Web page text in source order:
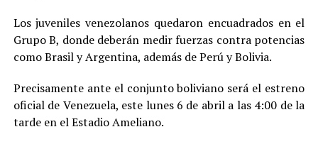
Los juveniles venezolanos quedaron encuadrados en el
Grupo B, donde deberán medir fuerzas contra potencias
como Brasil y Argentina, además de Perú y Bolivia.
Precisamente ante el conjunto boliviano será el estreno
oficial de Venezuela, este lunes 6 de abril a las 4:00 de la
tarde en el Estadio Ameliano.